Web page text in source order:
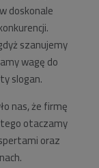
doskonale
szanujemy
wagę do
slogan.
nas, że firmę
otaczamy
oraz